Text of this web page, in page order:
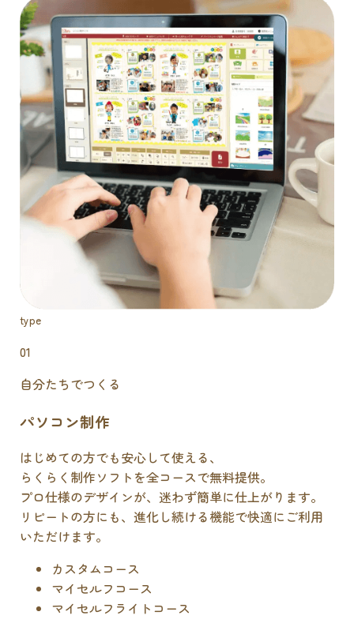
type
01
自分たちでつくる
パソコン制作
はじめての方でも安心して使える、
らくらく制作ソフトを全コースで無料提供。
プロ仕様のデザインが、迷わず簡単に仕上がります。
リピートの方にも、進化し続ける機能で快適にご利用
いただけます。
カスタムコース
マイセルフコース
マイセルフライトコース